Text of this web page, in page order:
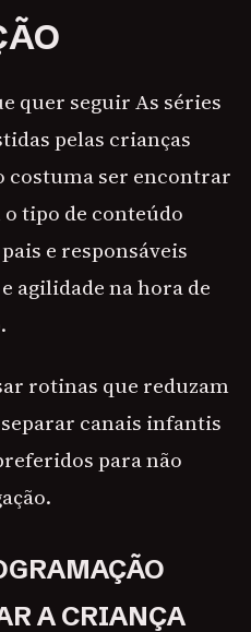
quer seguir As séries
pelas crianças
costuma ser encontrar
tipo de conteúdo
e responsáveis
agilidade na hora de
rotinas que reduzam
canais infantis
para não
A CRIANÇA